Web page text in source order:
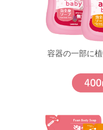
容器の一部に